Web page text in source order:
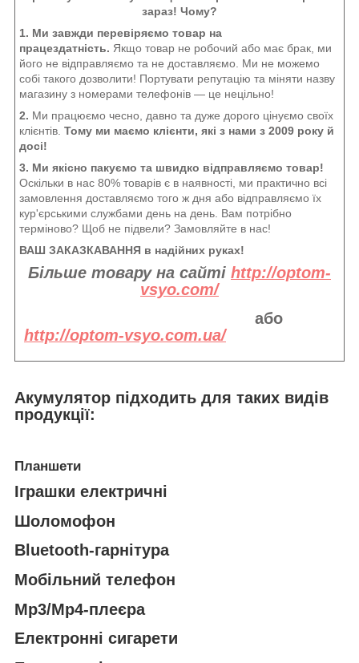
зараз! Чому?
1. Ми завжди перевіряємо товар на
працездатність. Якщо товар не робочий або має брак, ми
його не відправляємо та не доставляємо. Ми не можемо
собі такого дозволити! Портувати репутацію та міняти назву
магазину з номерами телефонів — це нецільно!
2. Ми працюємо чесно, давно та дуже дорого цінуємо своїх
клієнтів. Тому ми маємо клієнти, які з нами з 2009 року й
досі!
3. Ми якісно пакуємо та швидко відправляємо товар!
Оскільки в нас 80% товарів є в наявності, ми практично всі
замовлення доставляємо того ж дня або відправляємо їх
кур'єрськими службами день на день. Вам потрібно
терміново? Щоб не підвели? Замовляйте в нас!
ВАШ ЗАКАЗКАВАННЯ в надійних руках!
Більше товару на сайті http://optom-
vsyo.com/
або
http://optom-vsyo.com.ua/
Акумулятор підходить для таких видів
продукції:
Планшети
Іграшки електричні
Шоломофон
Bluetooth-гарнітура
Мобільний телефон
Mp3/Mp4-плеєра
Електронні сигарети